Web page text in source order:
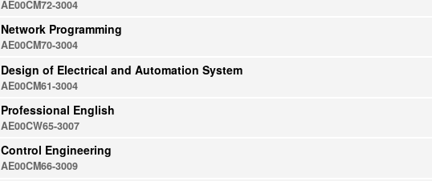
AE00CM72-3004
Network Programming
AE00CM70-3004
Design of Electrical and Automation System
AE00CM61-3004
Professional English
AE00CW65-3007
Control Engineering
AE00CM66-3009